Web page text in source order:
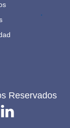
.
Reservados